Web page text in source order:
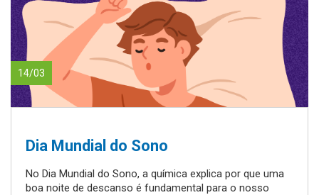
14/03
Dia Mundial do Sono
No Dia Mundial do Sono, a química explica por que uma
boa noite de descanso é fundamental para o nosso